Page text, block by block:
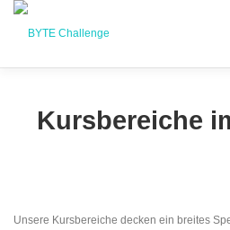
Перейти
Kursbereiche
Unsere Kursbereiche decken ein breites